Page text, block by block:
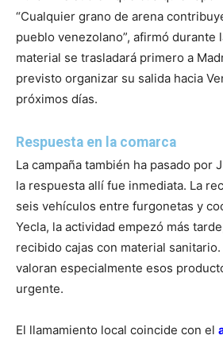
“Cualquier grano de arena
pueblo venezolano”, afirmó durante
material se trasladará primero a
previsto organizar su salida hacia
próximos días.
Respuesta en la comarca
La campaña también ha pasado por
la respuesta allí fue inmediata. La
seis vehículos entre furgonetas y
Yecla, la actividad empezó más
recibido cajas con material
valoran especialmente esos
urgente.
El llamamiento local coincide con el